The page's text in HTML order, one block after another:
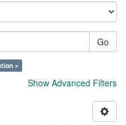
Go
×
Show Advanced Filters